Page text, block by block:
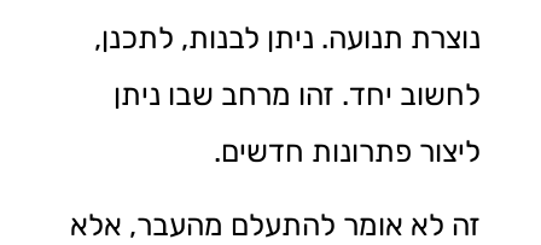
נוצרת תנועה. ניתן לבנות, לתכנן,
לחשוב יחד. זהו מרחב שבו ניתן
ליצור פתרונות חדשים.
זה לא אומר להתעלם מהעבר, אלא